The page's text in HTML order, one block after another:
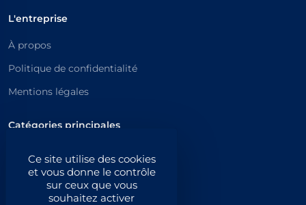
Ce site utilise des cookies
et vous donne le contrôle
sur ceux que vous
souhaitez activer
L'entreprise
À propos
Politique de confidentialité
Mentions légales
Catégories principales
Code NAF/APE